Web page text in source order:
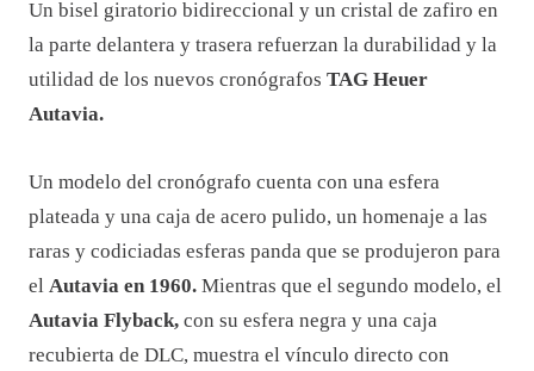
Un bisel giratorio bidireccional y un cristal de zafiro en
la parte delantera y trasera refuerzan la durabilidad y la
utilidad de los nuevos cronógrafos TAG Heuer
Autavia.
Un modelo del cronógrafo cuenta con una esfera
plateada y una caja de acero pulido, un homenaje a las
raras y codiciadas esferas panda que se produjeron para
el Autavia en 1960. Mientras que el segundo modelo, el
Autavia Flyback, con su esfera negra y una caja
recubierta de DLC, muestra el vínculo directo con